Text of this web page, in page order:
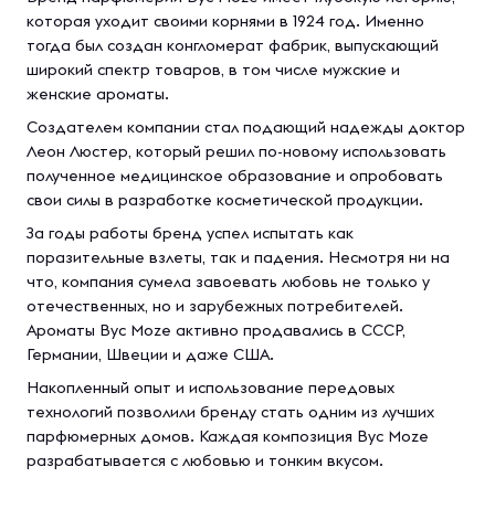
которая уходит своими корнями в 1924 год. Именно
тогда был создан конгломерат фабрик, выпускающий
широкий спектр товаров, в том числе мужские и
женские ароматы.
Создателем компании стал подающий надежды доктор
Леон Люстер, который решил по-новому использовать
полученное медицинское образование и опробовать
свои силы в разработке косметической продукции.
За годы работы бренд успел испытать как
поразительные взлеты, так и падения. Несмотря ни на
что, компания сумела завоевать любовь не только у
отечественных, но и зарубежных потребителей.
Ароматы Byc Moze активно продавались в СССР,
Германии, Швеции и даже США.
Накопленный опыт и использование передовых
технологий позволили бренду стать одним из лучших
парфюмерных домов. Каждая композиция Byc Moze
разрабатывается с любовью и тонким вкусом.